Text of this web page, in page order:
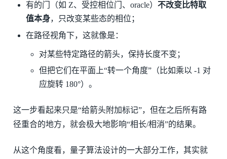
有的门（如 Z、受控相位门、oracle）不改变比特取
值本身，只改变某些态的相位；
在路径视角下，这就像是：
对某些特定路径的箭头，保持长度不变；
但把它们在平面上“转一个角度”（比如乘以 -1 对
应旋转 180°）。
这一步看起来只是“给箭头附加标记”，但在之后所有路
径重合的地方，就会极大地影响“相长/相消”的结果。
从这个角度看，量子算法设计的一大部分工作，其实就